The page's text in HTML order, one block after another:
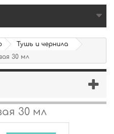
Тушь и чернила
30 мл
30 мл